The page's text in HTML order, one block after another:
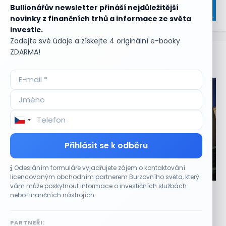
Bullionářův newsletter přináší nejdůležitější
novinky z finančních trhů a informace ze světa
investic.
Zadejte své údaje a získejte 4 originální e-booky
ZDARMA!
Přihlásit se k odběru
Odesláním formuláře vyjadřujete zájem o kontaktování
licencovaným obchodním partnerem Burzovního světa, který
vám může poskytnout informace o investičních službách
nebo finančních nástrojích.
PARTNEŘI:
Aktuální
CO HÝBE TRHEM
Dick’s Sporting Goods letos roste o 5 %, Foot